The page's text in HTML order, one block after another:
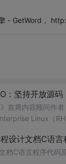
- GetWord，
：坚持开放源
首席内容顾问作
Linux（
设计文档C语
档C语言程序代码